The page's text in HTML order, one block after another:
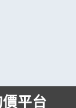
平台